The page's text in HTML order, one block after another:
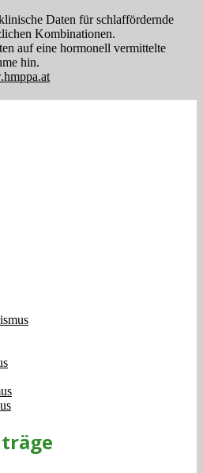
Daten für schlaffördernde
Kombinationen.
auf eine hormonell vermittelte
hin.